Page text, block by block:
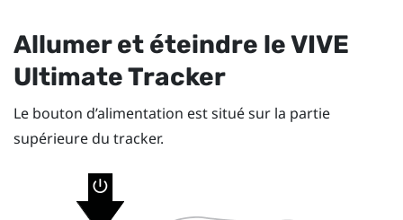
Allumer et éteindre leVIVE
Ultimate Tracker
Le bouton d’alimentation est situé sur la partie
supérieure du tracker.